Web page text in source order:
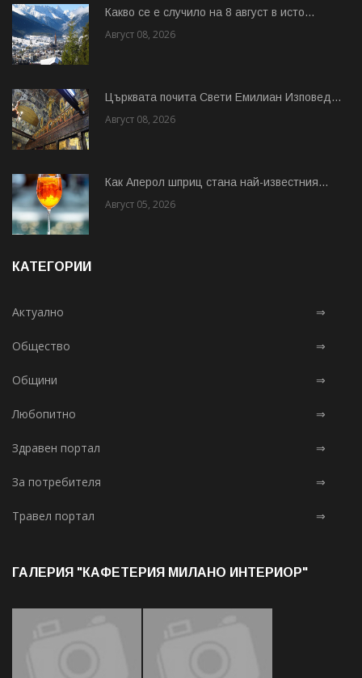
Какво се е случило на 8 август в исто...
Август 08, 2026
Църквата почита Свeти Емилиан Изповед...
Август 08, 2026
Как Аперол шприц стана най-известния...
Август 05, 2026
КАТЕГОРИИ
Актуално ⇒
Общество ⇒
Общини ⇒
Любопитно ⇒
Здравен портал ⇒
За потребителя ⇒
Травел портал ⇒
ГАЛЕРИЯ "КАФЕТЕРИЯ МИЛАНО ИНТЕРИОР"